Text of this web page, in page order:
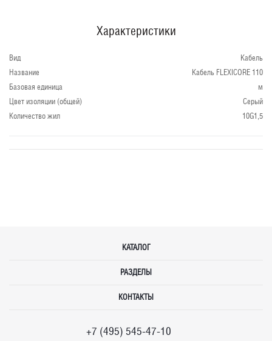
Характеристики
Вид
Кабель
Название
Кабель FLEXICORE 110
Базовая единица
м
Цвет изоляции (общей)
Серый
Количество жил
10G1,5
КАТАЛОГ
РАЗДЕЛЫ
КОНТАКТЫ
+7 (495) 545-47-10